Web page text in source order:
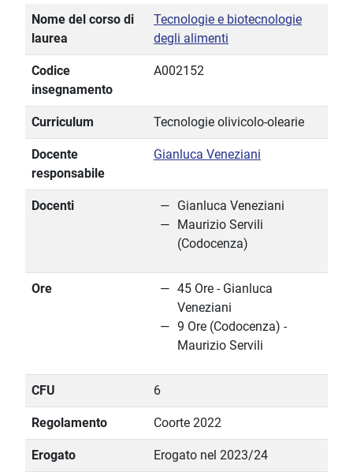
Nome del corso di
laurea
Tecnologie e biotecnologie
degli alimenti
Codice
insegnamento
A002152
Curriculum Tecnologie olivicolo-olearie
Docente
responsabile
Gianluca Veneziani
Docenti
Gianluca Veneziani
Maurizio Servili
(Codocenza)
Ore
45 Ore - Gianluca
Veneziani
9 Ore (Codocenza) -
Maurizio Servili
CFU 6
Regolamento Coorte 2022
Erogato Erogato nel 2023/24